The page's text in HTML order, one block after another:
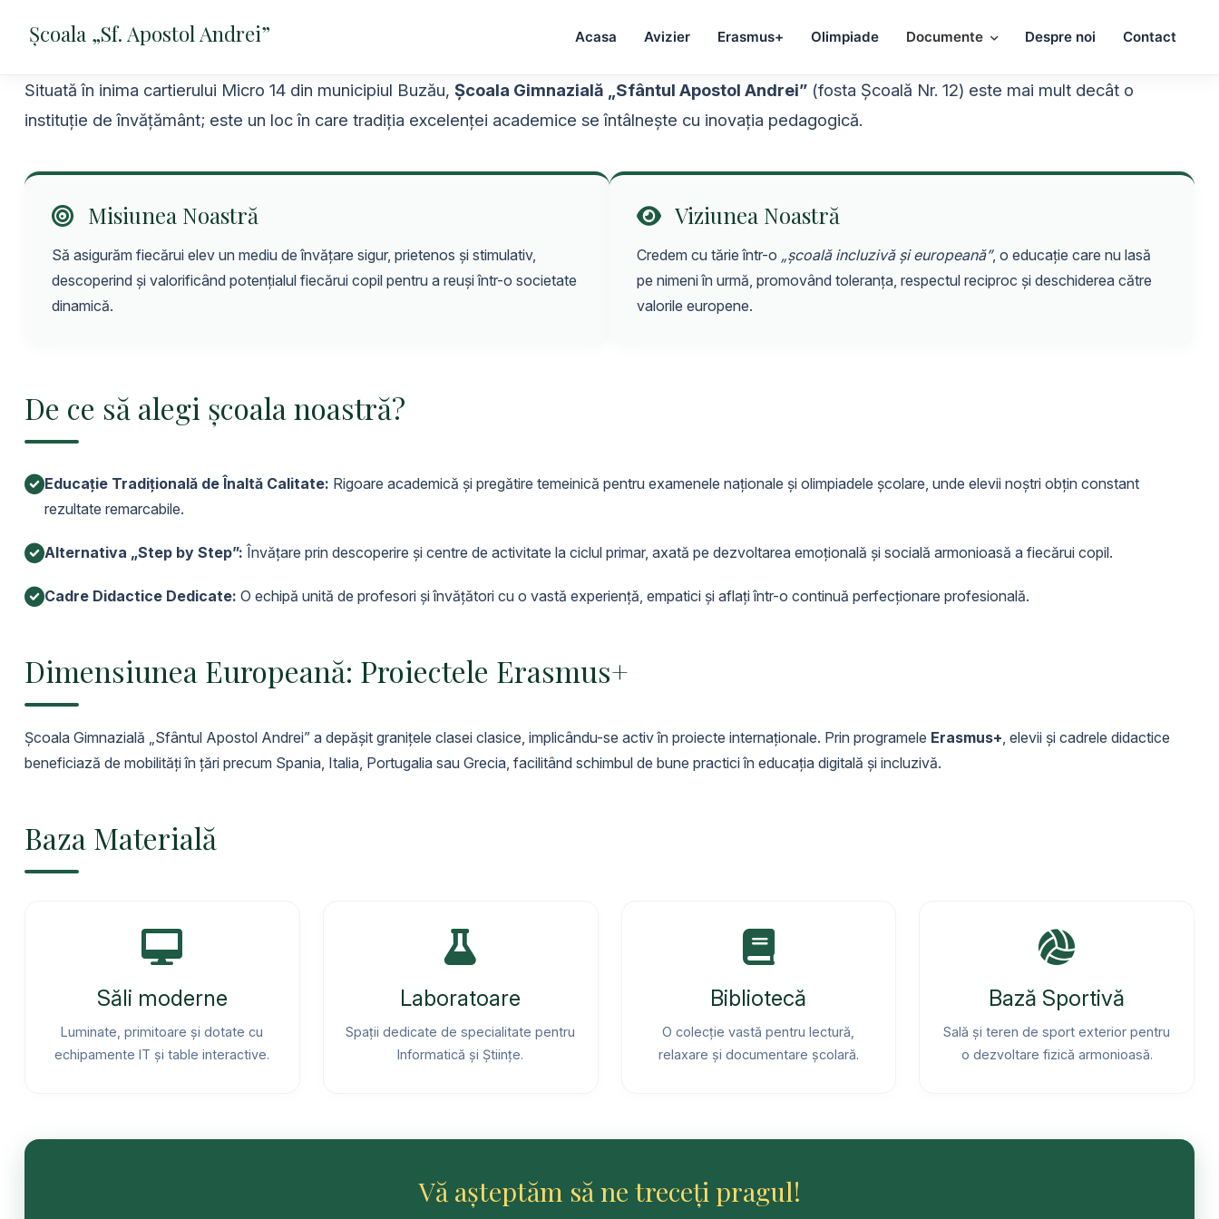
Școala „Sf. Apostol Andrei” Acasa Avizier Erasmus+ Olimpiade Documente Despre noi Contact
Situată în inima cartierului Micro 14 din municipiul Buzău, Școala Gimnazială „Sfântul Apostol Andrei” (fosta Școală Nr. 12) este mai mult decât o
instituție de învățământ; este un loc în care tradiția excelenței academice se întâlnește cu inovația pedagogică.
Misiunea Noastră
Să asigurăm fiecărui elev un mediu de învățare sigur, prietenos și stimulativ,
descoperind și valorificând potențialul fiecărui copil pentru a reuși într-o societate
dinamică.
Viziunea Noastră
Credem cu tărie într-o „școală incluzivă și europeană”, o educație care nu lasă
pe nimeni în urmă, promovând toleranța, respectul reciproc și deschiderea către
valorile europene.
De ce să alegi școala noastră?
Educație Tradițională de Înaltă Calitate: Rigoare academică și pregătire temeinică pentru examenele naționale și olimpiadele școlare, unde elevii noștri obțin constant
rezultate remarcabile.
Alternativa „Step by Step”: Învățare prin descoperire și centre de activitate la ciclul primar, axată pe dezvoltarea emoțională și socială armonioasă a fiecărui copil.
Cadre Didactice Dedicate: O echipă unită de profesori și învățători cu o vastă experiență, empatici și aflați într-o continuă perfecționare profesională.
Dimensiunea Europeană: Proiectele Erasmus+
Școala Gimnazială „Sfântul Apostol Andrei” a depășit granițele clasei clasice, implicându-se activ în proiecte internaționale. Prin programele Erasmus+, elevii și cadrele didactice
beneficiază de mobilități în țări precum Spania, Italia, Portugalia sau Grecia, facilitând schimbul de bune practici în educația digitală și incluzivă.
Baza Materială
Săli moderne
Luminate, primitoare și dotate cu
echipamente IT și table interactive.
Laboratoare
Spații dedicate de specialitate pentru
Informatică și Științe.
Bibliotecă
O colecție vastă pentru lectură,
relaxare și documentare școlară.
Bază Sportivă
Sală și teren de sport exterior pentru
o dezvoltare fizică armonioasă.
Vă așteptăm să ne treceți pragul!